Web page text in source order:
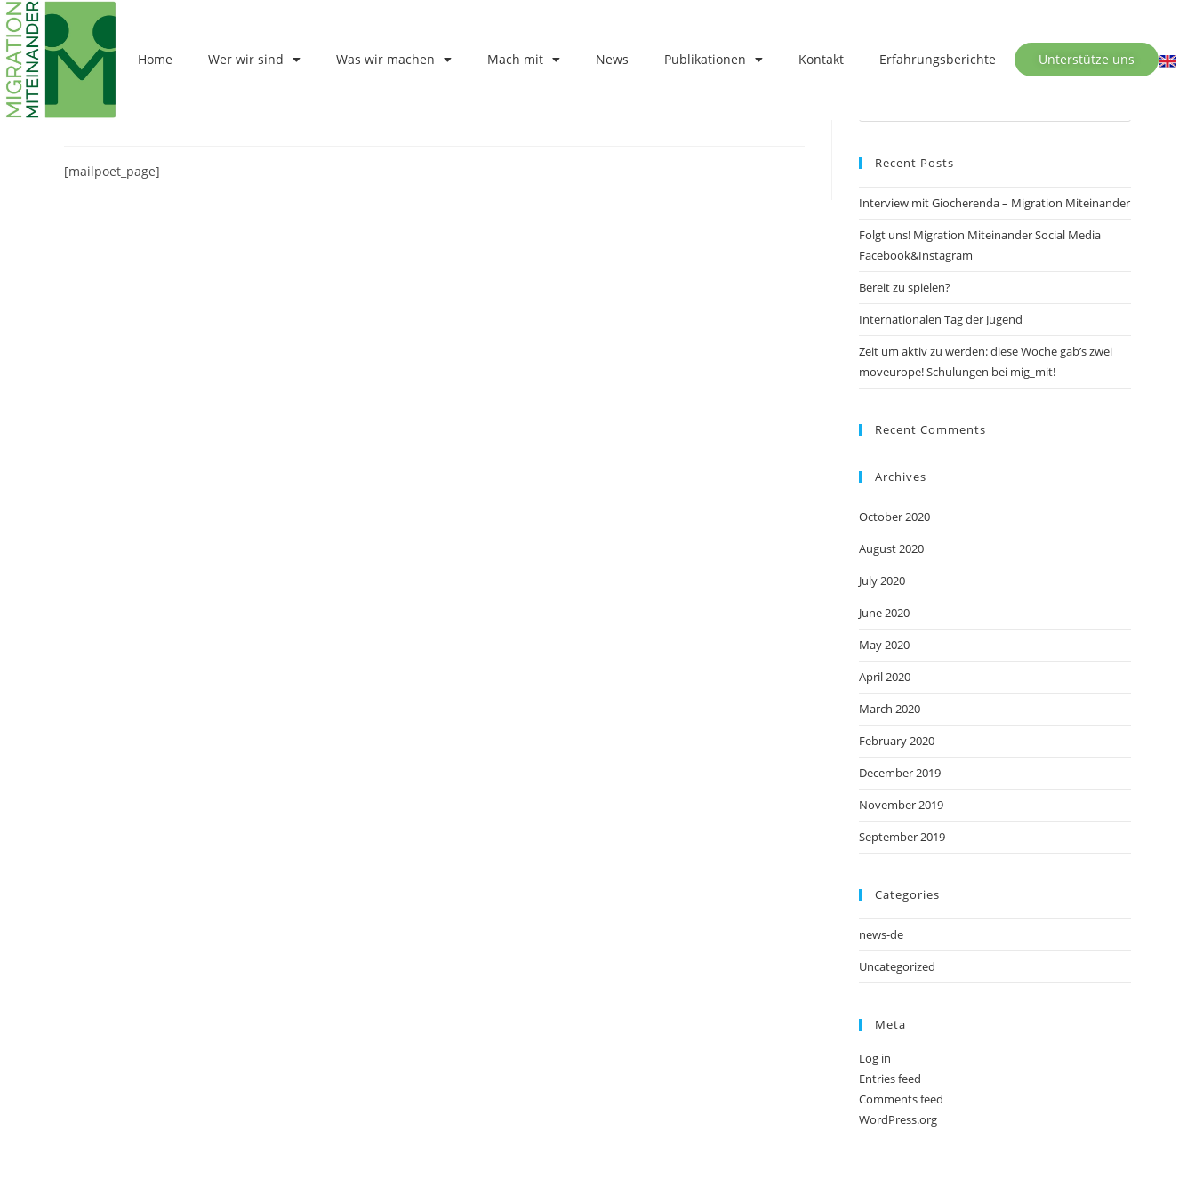
Home Wer wir sind Was wir machen Mach mit News Publikationen Kontakt Erfahrungsberichte Unterstütze uns
MailPoet-Seite
[mailpoet_page] Recent Posts
Interview mit Giocherenda – Migration Miteinander
Folgt uns! Migration Miteinander Social Media
Facebook&Instagram
Bereit zu spielen?
Internationalen Tag der Jugend
Zeit um aktiv zu werden: diese Woche gab’s zwei
moveurope! Schulungen bei mig_mit!
Recent Comments
Archives
October 2020
August 2020
July 2020
June 2020
May 2020
April 2020
March 2020
February 2020
December 2019
November 2019
September 2019
Categories
news-de
Uncategorized
Meta
Log in
Entries feed
Comments feed
WordPress.org